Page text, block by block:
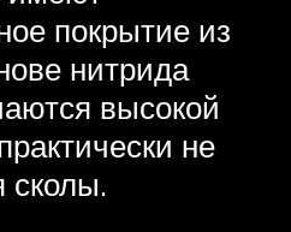
покрытие из
нитрида
высокой
не
сколы.